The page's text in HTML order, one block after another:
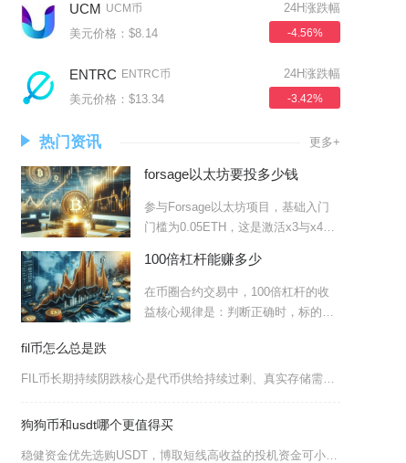
UCM UCM币
美元价格：$8.14
24H涨跌幅
-4.56%
ENTRC ENTRC币
美元价格：$13.34
24H涨跌幅
-3.42%
热门资讯 更多+
forsage以太坊要投多少钱
参与Forsage以太坊项目，基础入门
门槛为0.05ETH，这是激活x3与x4两
100倍杠杆能赚多少
在币圈合约交易中，100倍杠杆的收
益核心规律是：判断正确时，标的价
fil币怎么总是跌
FIL币长期持续阴跌核心是代币供给持续过剩、真实存储需求严重不足叠加矿工常态化抛压，再叠加
狗狗币和usdt哪个更值得买
稳健资金优先选购USDT，博取短线高收益的投机资金可小仓位配置狗狗币，二者没有统一的最优买